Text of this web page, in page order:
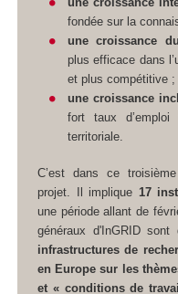
fondée sur la
une croissance
plus efficace dans
et plus compétitive ;
une croissance
fort taux
territoriale.
C’est dans ce
projet. Il implique 17
une période allant de
généraux d'InGRID sont
infrastructures de
en Europe sur les
et « conditions de